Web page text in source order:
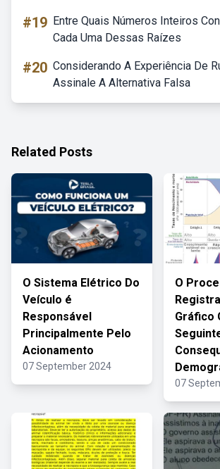
#19 Entre Quais Números Inteiros
Cada Uma Dessas Raízes
#20 Considerando A Experiência De
Assinale A Alternativa Falsa
Related Posts
O Sistema Elétrico Do
Veículo é
Responsável
Principalmente Pelo
Acionamento
07 September 2024
O
Gráfico
07